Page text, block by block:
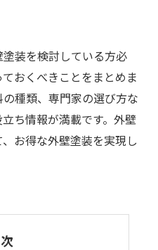
装を検討している方必
おくべきことをまとめま
種類、専門家の選び方な
ち情報が満載です。外壁
お得な外壁塗装を実現し